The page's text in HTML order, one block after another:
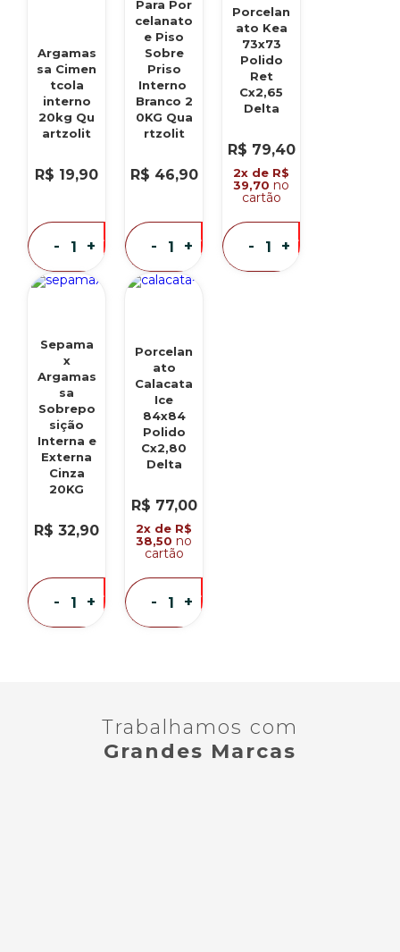
Argamas
sa Cimen
tcola
interno
20kg Qu
artzolit
R$ 19,90
- +
eu
quero
Para Por
celanato
e Piso
Sobre
Priso
Interno
Branco 2
0KG Qua
rtzolit
R$ 46,90
- +
eu
quero
Porcelan
ato Kea
73x73
Polido
Ret
Cx2,65
Delta
R$ 79,40
2x de R$
39,70 no
cartão
- +
eu
quero
Sepama
x
Argamas
sa
Sobrepo
sição
Interna e
Externa
Cinza
20KG
R$ 32,90
- +
eu
quero
Porcelan
ato
Calacata
Ice
84x84
Polido
Cx2,80
Delta
R$ 77,00
2x de R$
38,50 no
cartão
- +
eu
quero
Trabalhamos com
Grandes Marcas